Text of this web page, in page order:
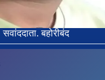
सवांददाता. बहोरीबंद